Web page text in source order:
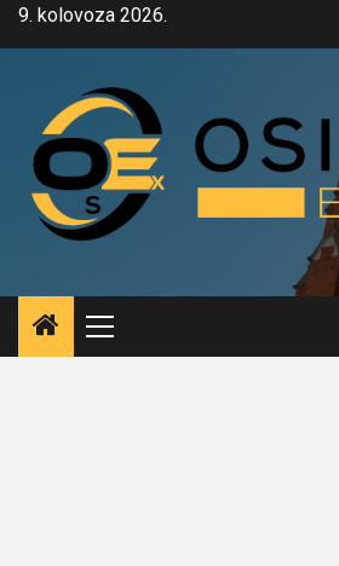
Skip9. kolovoza 2026.
Primary
Menu